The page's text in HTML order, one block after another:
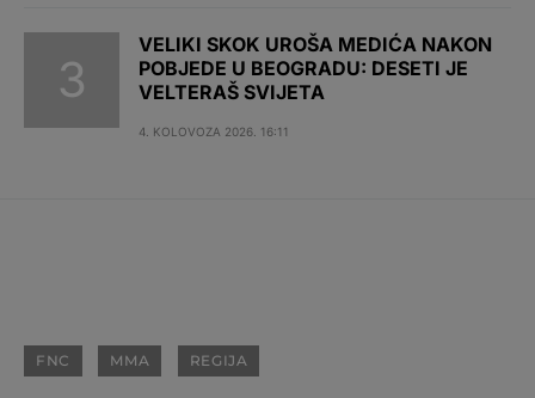
VELIKI SKOK UROŠA MEDIĆA NAKON
POBJEDE U BEOGRADU: DESETI JE
VELTERAŠ SVIJETA
4. KOLOVOZA 2026. 16:11
FNC MMA REGIJA